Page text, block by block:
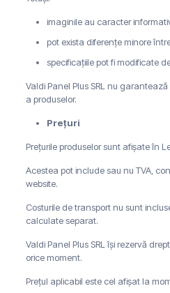
imaginile au caracter
pot exista diferențe minore
specificațiile pot fi modificate
Valdi Panel Plus SRL nu
a produselor.
Prețuri
Prețurile produselor sunt afișate în
Acestea pot include sau nu TVA,
website.
Costurile de transport nu sunt
calculate separat.
Valdi Panel Plus SRL își rezervă
orice moment.
Prețul aplicabil este cel afișat la